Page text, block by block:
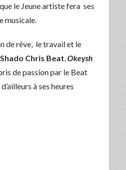
le Jeune artiste fera ses
musicale.
de rêve, le travail et le
Chris Beat,Okeysh
de passion par le Beat
à ses heures